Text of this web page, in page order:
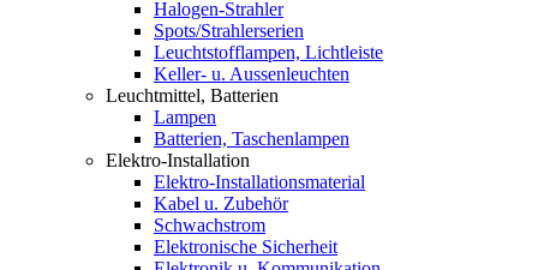
Halogen-Strahler
Spots/Strahlerserien
Leuchtstofflampen, Lichtleiste
Keller- u. Aussenleuchten
Leuchtmittel, Batterien
Lampen
Batterien, Taschenlampen
Elektro-Installation
Elektro-Installationsmaterial
Kabel u. Zubehör
Schwachstrom
Elektronische Sicherheit